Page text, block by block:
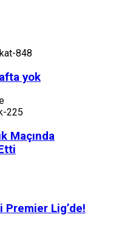
yok
Maçında
Premier Lig’de!